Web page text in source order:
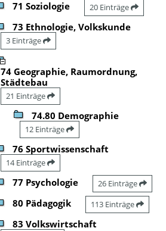
71 Soziologie 20 Einträge
73 Ethnologie, Volkskunde
3 Einträge
74 Geographie, Raumordnung,
Städtebau
21 Einträge
74.80 Demographie
12 Einträge
76 Sportwissenschaft
14 Einträge
77 Psychologie 26 Einträge
80 Pädagogik 113 Einträge
83 Volkswirtschaft